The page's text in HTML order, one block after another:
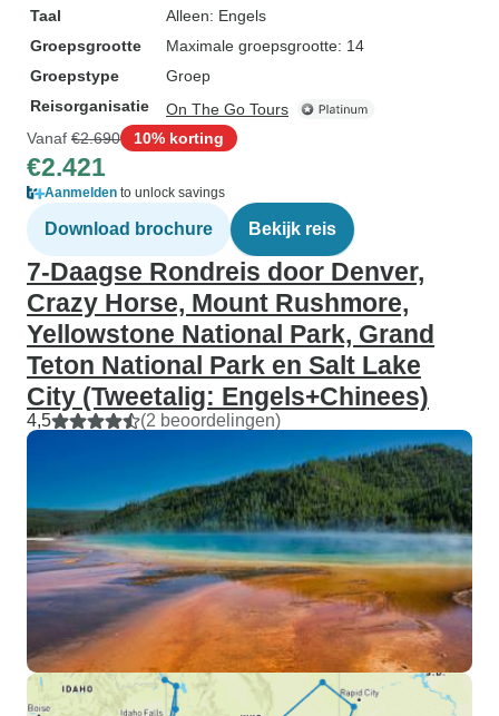
Taal
Alleen: Engels
Groepsgrootte
Maximale groepsgrootte: 14
Groepstype
Groep
Reisorganisatie
On The Go Tours
Vanaf €2.690 10% korting
€2.421
Aanmelden to unlock savings
Download brochure Bekijk reis
7-Daagse Rondreis door Denver,
Crazy Horse, Mount Rushmore,
Yellowstone National Park, Grand
Teton National Park en Salt Lake
City (Tweetalig: Engels+Chinees)
4,5 (2 beoordelingen)